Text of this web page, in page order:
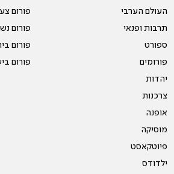
העולם הערבי
תרבות ופנאי
ספורט
פורומים
יהדות
צרכנות
אופנה
מוסיקה
פיוטקאסט
ילדודס
פורום
פורום
פורום
פורום